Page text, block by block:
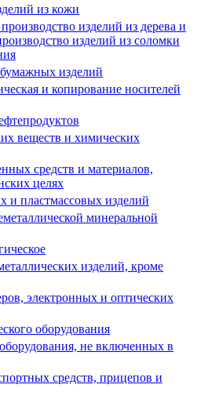
из кожи
изделий из дерева и
изделий из соломки
изделий
и копирование носителей
веществ и химических
средств и материалов,
целях
и пластмассовых изделий
минеральной
изделий, кроме
электронных и оптических
оборудования
не включенных в
средств, прицепов и